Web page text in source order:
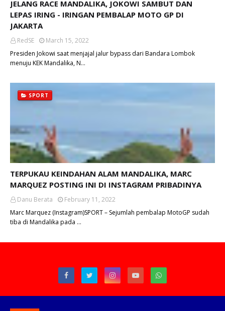
JELANG RACE MANDALIKA, JOKOWI SAMBUT DAN
LEPAS IRING - IRINGAN PEMBALAP MOTO GP DI
JAKARTA
RedSE
March 15, 2022
Presiden Jokowi saat menjajal jalur bypass dari Bandara Lombok
menuju KEK Mandalika, N…
SPORT
TERPUKAU KEINDAHAN ALAM MANDALIKA, MARC
MARQUEZ POSTING INI DI INSTAGRAM PRIBADINYA
Danu Berata
February 11, 2022
Marc Marquez (Instagram)SPORT – Sejumlah pembalap MotoGP sudah
tiba di Mandalika pada …